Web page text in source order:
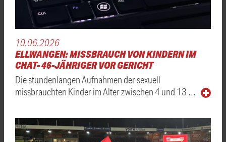
10.06.2026
ELLWANGEN: MISSBRAUCH VON KINDERN IM
CHAT- 46-JÄHRIGER VOR GERICHT
Die stundenlangen Aufnahmen der sexuell
missbrauchten Kinder im Alter zwischen 4 und 13 …